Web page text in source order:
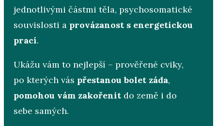
jednotlivými částmi těla, psychosomatické
souvislosti a provázanost s energetickou
prací.
Ukážu vám to nejlepší – prověřené cviky,
po kterých vás přestanou bolet záda,
pomohou vám zakořenit do země i do
sebe samých.